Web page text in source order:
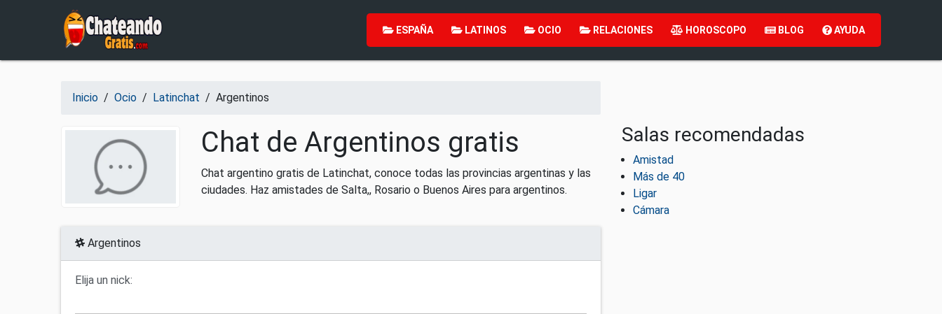
Salir del contenido
ESPAÑA LATINOS OCIO RELACIONES HOROSCOPO BLOG AYUDA
Inicio / Ocio / Latinchat / Argentinos
Chat de Argentinos gratis
Chat argentino gratis de Latinchat, conoce todas las provincias argentinas y las
ciudades. Haz amistades de Salta,, Rosario o Buenos Aires para argentinos.
Argentinos
Elija un nick:
Salas recomendadas
Amistad
Más de 40
Ligar
Cámara